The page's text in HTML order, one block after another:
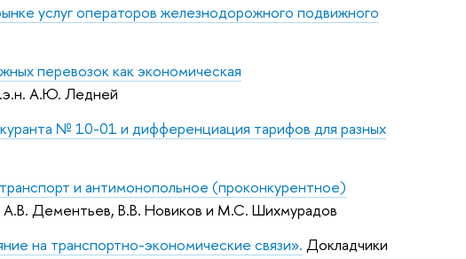
услуг операторов железнодорожного подвижного
перевозок как экономическая
А.Ю. Ледней
№ 10-01 и дифференциация тарифов для разных
и антимонопольное (проконкурентное)
А.В. Дементьев, В.В. Новиков и М.С. Шихмурадов
на транспортно-экономические связи». Докладчики